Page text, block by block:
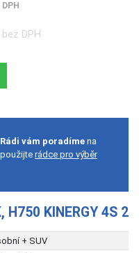
DPH
Rádi vám poradímena
rádce pro výběr
H750 KINERGY 4S 2
+ SUV